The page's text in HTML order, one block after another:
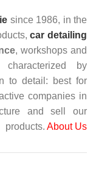
since 1986, in the
car detailing
, workshops and
by
to detail: best for
companies in
and sell our
products. About Us